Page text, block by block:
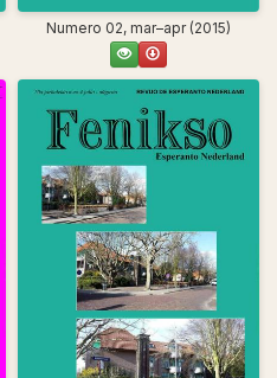
Numero 02, mar–apr (2015)